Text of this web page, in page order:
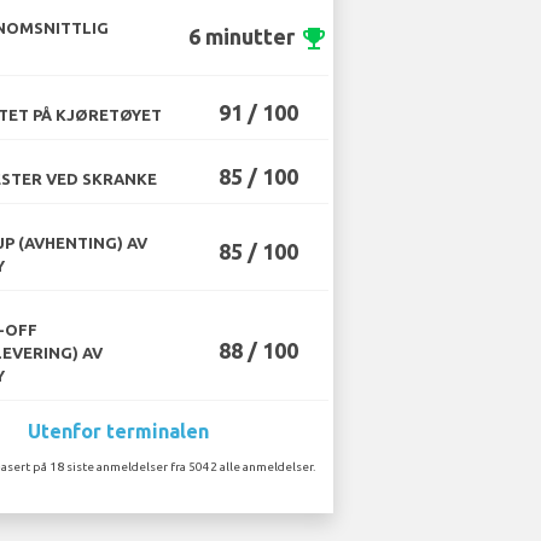
6 minutter emoji_events
PÅ KJØRETØYET 91 / 100
VED SKRANKE 85 / 100
(AVHENTING) AV
85 / 100
OFF
AV
88 / 100
Utenfor terminalen
på 18 siste anmeldelser fra 5042 alle anmeldelser.